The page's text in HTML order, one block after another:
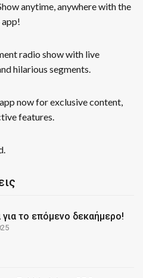
anytime, anywhere with the
radio show with live
hilarious segments.
now for exclusive content,
features.
το επόμενο δεκαήμερο!